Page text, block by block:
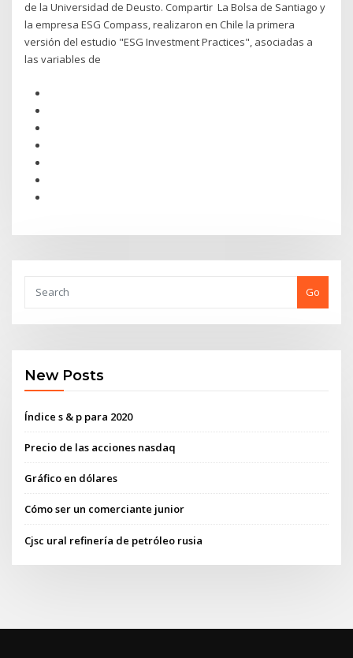
de la Universidad de Deusto. Compartir La Bolsa de Santiago y
la empresa ESG Compass, realizaron en Chile la primera
versión del estudio "ESG Investment Practices", asociadas a
las variables de
Go
New Posts
Índice s & p para 2020
Precio de las acciones nasdaq
Gráfico en dólares
Cómo ser un comerciante junior
Cjsc ural refinería de petróleo rusia